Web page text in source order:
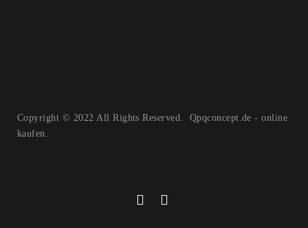
Copyright © 2022 All Rights Reserved. Qpqconcept.de - online
kaufen.